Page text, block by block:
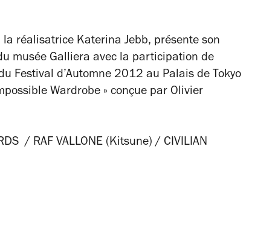
réalisatrice Katerina Jebb, présente son
musée Galliera avec la participation de
Festival d’Automne 2012 au Palais de Tokyo
Wardrobe » conçue par Olivier
/ RAF VALLONE (Kitsune) / CIVILIAN